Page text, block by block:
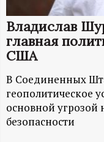
Й
Д
А
Н
-
Владислав
главная
США
В Соединенных
геополитическое
основной угрозой
безопасности